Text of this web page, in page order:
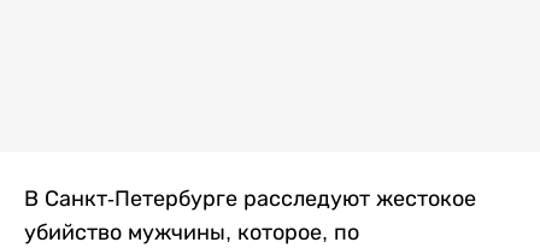
В Санкт-Петербурге расследуют жестокое
убийство мужчины, которое, по